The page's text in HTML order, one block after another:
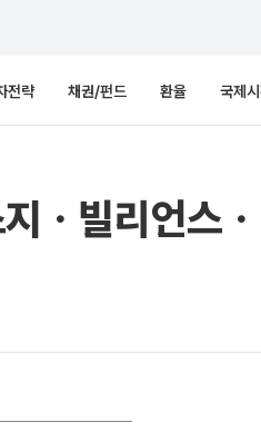
전략 채권/펀드 환율 국제
ㆍ빌리언스